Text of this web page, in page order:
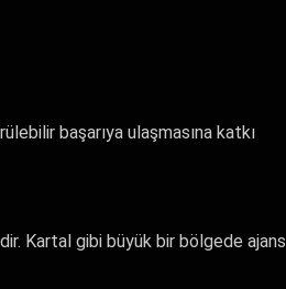
başarıya ulaşmasına katkı
Kartal gibi büyük bir bölgede ajans